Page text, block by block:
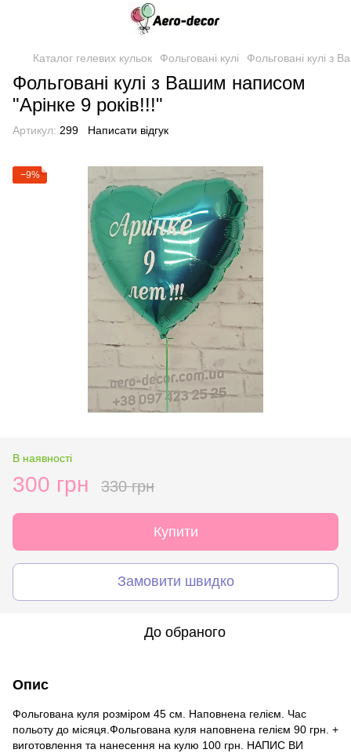
Каталог гелевих кульок Фольговані кулі Фольговані кулі з
Фольговані кулі з Вашим написом
"Арінке 9 років!!!"
Артикул: 299 Написати відгук
−9%
В наявності
300 грн 330 грн
Купити
Замовити швидко
До обраного
Опис
Фольгована куля розміром 45 см. Наповнена гелієм. Час
польоту до місяця.Фольгована куля наповнена гелієм 90 грн. +
виготовлення та нанесення на кулю 100 грн. НАПИС ВИ